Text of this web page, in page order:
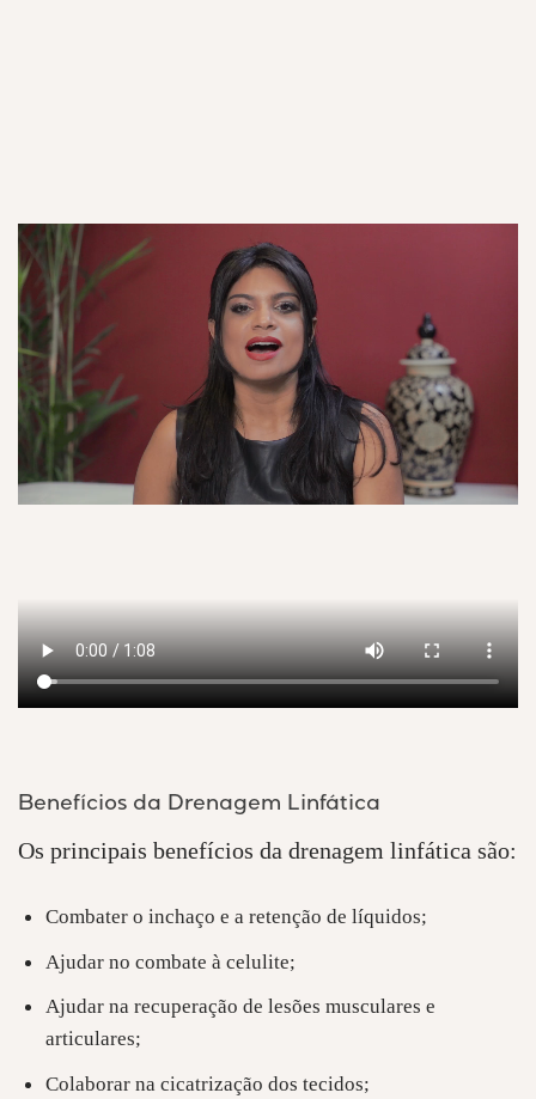
Benefícios da Drenagem Linfática
Os principais benefícios da drenagem linfática são:
Combater o inchaço e a retenção de líquidos;
Ajudar no combate à celulite;
Ajudar na recuperação de lesões musculares e
articulares;
Colaborar na cicatrização dos tecidos;